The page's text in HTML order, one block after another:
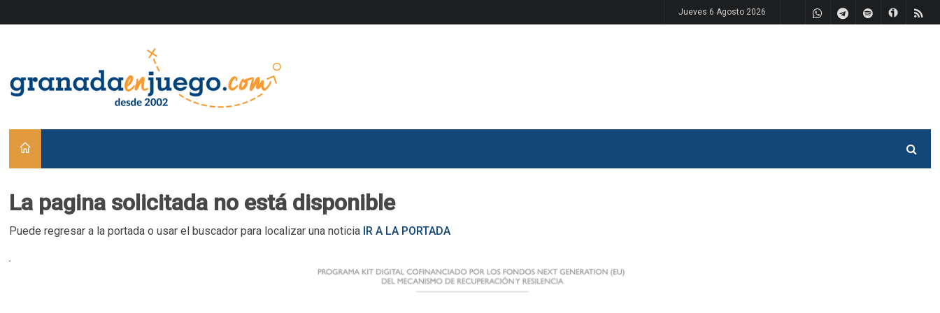
Jueves 6 Agosto 2026
La pagina solicitada no está disponible
Puede regresar a la portada o usar el buscador para localizar una noticia IR A LA PORTADA